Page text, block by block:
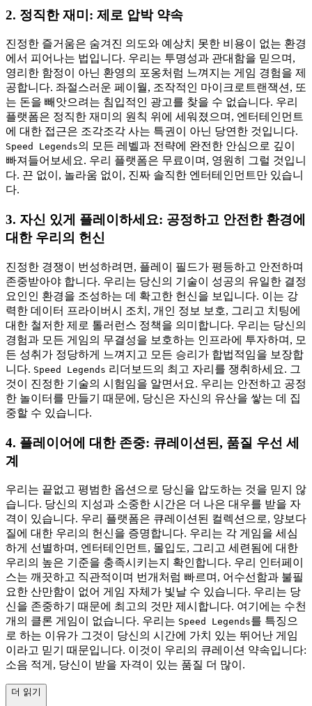
2. 정직한 재미: 제로 압박 약속
진정한 즐거움은 숨겨진 의도와 예상치 못한 비용이 없는 환경
에서 피어나는 법입니다. 우리는 투명성과 관대함을 믿으며,
영리한 함정이 아닌 환영의 포옹처럼 느껴지는 게임 경험을 제
공합니다. 좌절스러운 페이월, 조작적인 마이크로트랜잭션, 또
는 돈을 빼앗으려는 침입적인 광고를 찾을 수 없습니다. 우리
플랫폼은 정직한 재미의 원칙 위에 세워졌으며, 엔터테인먼트
에 대한 접근은 조각조각 사는 특권이 아닌 당연한 것입니다.
Speed Legends의 모든 레벨과 전략에 완전한 안심으로 깊이
빠져들어보세요. 우리 플랫폼은 무료이며, 영원히 그럴 것입니
다. 끈 없이, 놀라움 없이, 진짜 솔직한 엔터테인먼트만 있습니
다.
3. 자신 있게 플레이하세요: 공정하고 안전한 환경에
대한 우리의 헌신
진정한 경쟁이 번성하려면, 플레이 필드가 평등하고 안전하며
존중받아야 합니다. 우리는 당신의 기술이 성공의 유일한 결정
요인인 환경을 조성하는 데 확고한 헌신을 보입니다. 이는 강
력한 데이터 프라이버시 조치, 개인 정보 보호, 그리고 치팅에
대한 철저한 제로 톨러런스 정책을 의미합니다. 우리는 당신의
경험과 모든 게임의 무결성을 보호하는 인프라에 투자하며, 모
든 성취가 정당하게 느껴지고 모든 승리가 합법적임을 보장합
니다. Speed Legends 리더보드의 최고 자리를 쟁취하세요. 그
것이 진정한 기술의 시험임을 알면서요. 우리는 안전하고 공정
한 놀이터를 만들기 때문에, 당신은 자신의 유산을 쌓는 데 집
중할 수 있습니다.
4. 플레이어에 대한 존중: 큐레이션된, 품질 우선 세
계
우리는 끝없고 평범한 옵션으로 당신을 압도하는 것을 믿지 않
습니다. 당신의 지성과 소중한 시간은 더 나은 대우를 받을 자
격이 있습니다. 우리 플랫폼은 큐레이션된 컬렉션으로, 양보다
질에 대한 우리의 헌신을 증명합니다. 우리는 각 게임을 세심
하게 선별하며, 엔터테인먼트, 몰입도, 그리고 세련됨에 대한
우리의 높은 기준을 충족시키는지 확인합니다. 우리 인터페이
스는 깨끗하고 직관적이며 번개처럼 빠르며, 어수선함과 불필
요한 산만함이 없어 게임 자체가 빛날 수 있습니다. 우리는 당
신을 존중하기 때문에 최고의 것만 제시합니다. 여기에는 수천
개의 클론 게임이 없습니다. 우리는 Speed Legends를 특징으
로 하는 이유가 그것이 당신의 시간에 가치 있는 뛰어난 게임
이라고 믿기 때문입니다. 이것이 우리의 큐레이션 약속입니다:
소음 적게, 당신이 받을 자격이 있는 품질 더 많이.
더 읽기